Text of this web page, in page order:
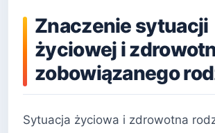
Znaczenie sytuacji
życiowej i
zobowiązanego
Sytuacja życiowa i zdrowotna